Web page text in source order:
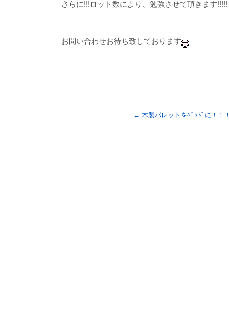
さらに!!!ロット数により、勉強させて頂きます!!!!!
お問い合わせお待ち致しております
← 木製パレットをﾍﾞｯﾄﾞに！！！